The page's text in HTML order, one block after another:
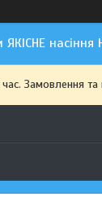
ЯКІСНЕ
Замовлення